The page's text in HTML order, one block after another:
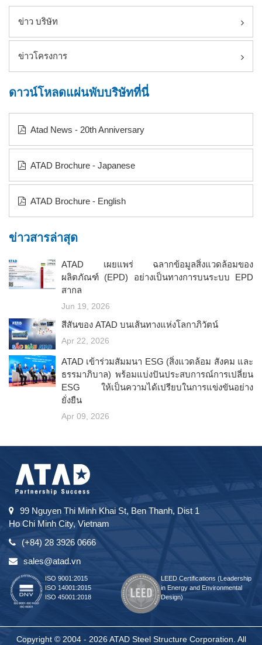
ข่าว บริษัท
ข่าวโครงการ
ดาวน์โหลดแผ่นพับบริษัทที่นี่
Atad News - 20th Anniversary
ATAD Brochure - Japanese
ATAD Brochure - English
ข่าวสารล่าสุด
ATAD เผยแพร่ ฉลากข้อมูลสิ่งแวดล้อมของ
ผลิตภัณฑ์ (EPD) อย่างเป็นทางการบนระบบ EPD
สากล
Jun 19, 2026
สีสันของ ATAD บนเส้นทางแห่งโลกาภิวัตน์
Apr 22, 2026
ATAD เข้าร่วมสัมมนา ESG (สิ่งแวดล้อม สังคม และ
ธรรมาภิบาล) พร้อมแบ่งปันประสบการณ์การเปลี่ยน
ESG ให้เป็นความได้เปรียบในการแข่งขันอย่าง
ยั่งยืน
Apr 09, 2026
99 Nguyen Thi Minh Khai St, Ben Thanh, Dist 1
Ho Chi Minh City, Vietnam
(+84) 28 3926 0666
sales@atad.vn
ISO 9001:2015
ISO 14001:2015
ISO 45001:2018
LEED Certifications (Leadership
in Energy and Environmental
Design)
Copyright © 2004 - 2026 ATAD Steel Structure Corporation. All